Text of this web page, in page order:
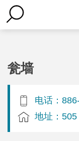
瓮墙
电话：
地址：